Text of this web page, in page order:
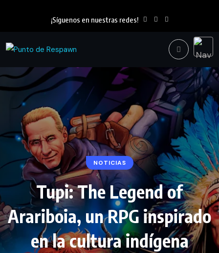
¡Síguenos en nuestras redes!
NOTICIAS
Tupi: The Legend of
Arariboia, un RPG inspirado
en la cultura indígena